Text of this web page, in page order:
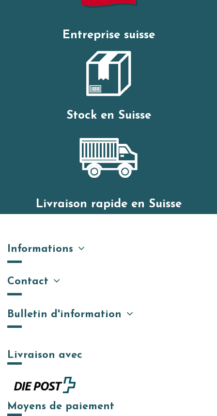
Entreprise suisse
Stock en Suisse
Livraison rapide en Suisse
Informations
Contact
Bulletin d'information
Livraison avec
Moyens de paiement